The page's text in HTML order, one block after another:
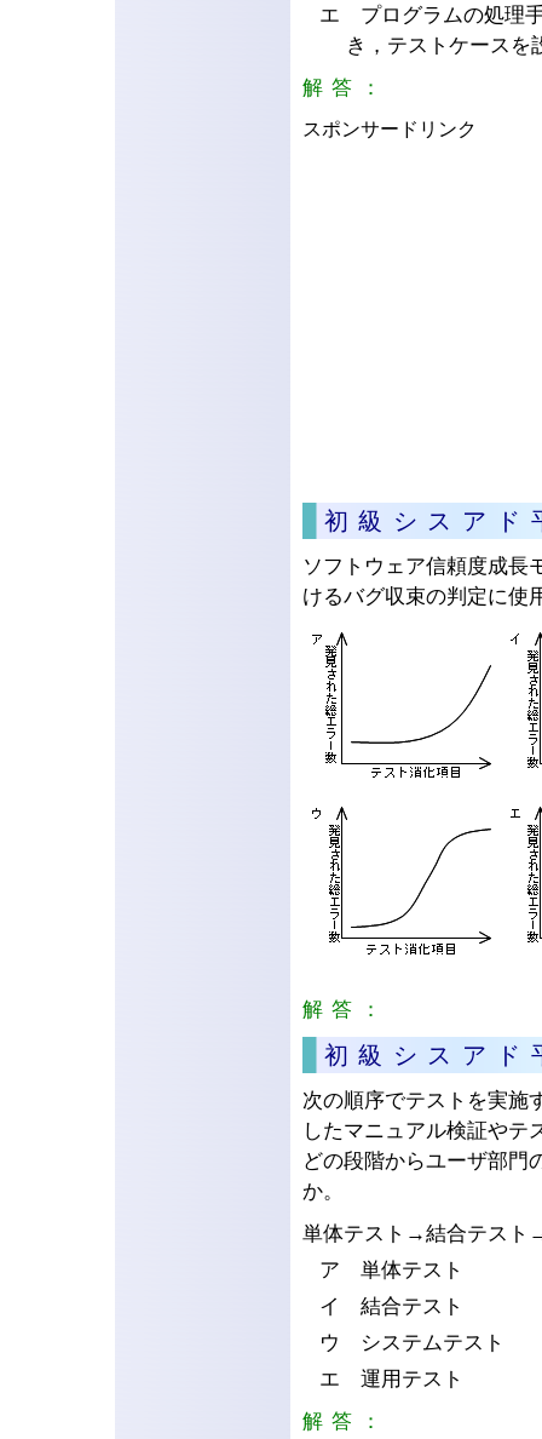
エ プログラムの処理
き，テストケースを
解答：
スポンサードリンク
初級シスア
ソフトウェア信頼度成長
けるバグ収束の判定に使
解答：
初級シスア
次の順序でテストを実施
したマニュアル検証やテ
どの段階からユーザ部門
か。
単体テスト→結合テスト
ア 単体テスト
イ 結合テスト
ウ システムテスト
エ 運用テスト
解答：